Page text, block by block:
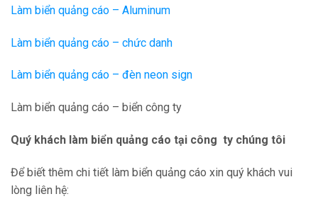
Làm biển quảng cáo – Aluminum
Làm biển quảng cáo – chức danh
Làm biển quảng cáo – đèn neon sign
Làm biển quảng cáo – biển công ty
Quý khách làm biển quảng cáo tại công ty chúng tôi
Để biết thêm chi tiết làm biển quảng cáo xin quý khách vui
lòng liên hệ: